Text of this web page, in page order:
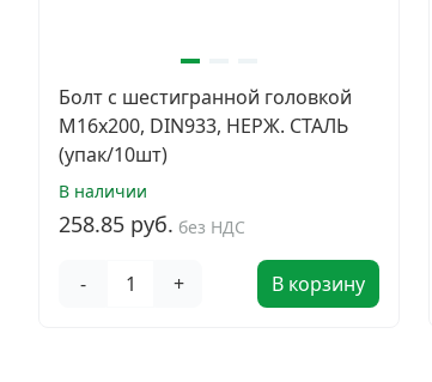
Болт с шестигранной головкой
M16х200, DIN933, НЕРЖ. СТАЛЬ
(упак/10шт)
В наличии
258.85 руб. без НДС
- + В корзину